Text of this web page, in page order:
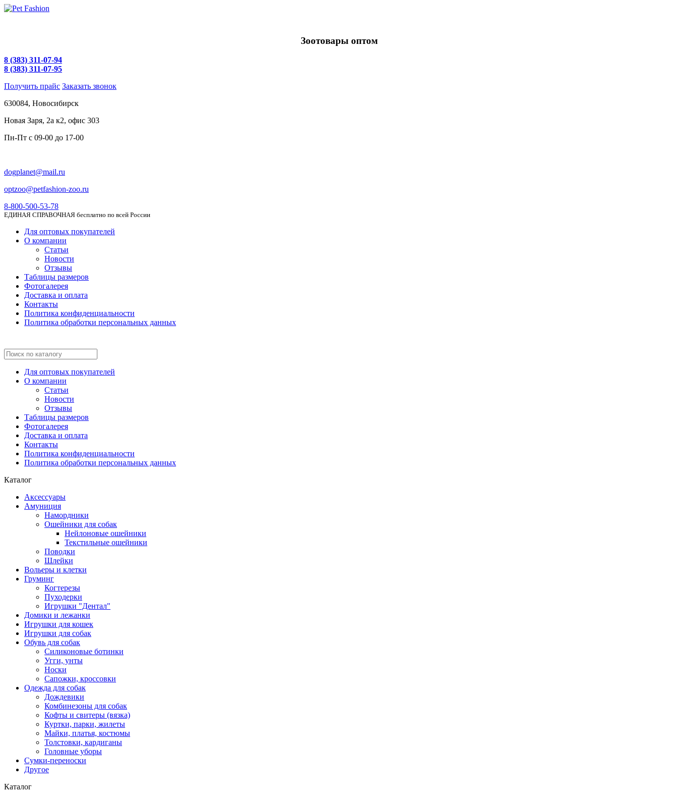
Зоотовары оптом
8 (383) 311-07-94
8 (383) 311-07-95
Получить прайс Заказать звонок
630084, Новосибирск
Новая Заря, 2а к2, офис 303
Пн-Пт c 09-00 до 17-00
dogplanet@mail.ru
optzoo@petfashion-zoo.ru
8-800-500-53-78
ЕДИНАЯ СПРАВОЧНАЯ бесплатно по всей России
Для оптовых покупателей
О компании
Статьи
Новости
Отзывы
Таблицы размеров
Фотогалерея
Доставка и оплата
Контакты
Политика конфиденциальности
Политика обработки персональных данных
Для оптовых покупателей
О компании
Статьи
Новости
Отзывы
Таблицы размеров
Фотогалерея
Доставка и оплата
Контакты
Политика конфиденциальности
Политика обработки персональных данных
Каталог
Аксессуары
Амуниция
Намордники
Ошейники для собак
Нейлоновые ошейники
Текстильные ошейники
Поводки
Шлейки
Вольеры и клетки
Груминг
Когтерезы
Пуходерки
Игрушки "Дентал"
Домики и лежанки
Игрушки для кошек
Игрушки для собак
Обувь для собак
Силиконовые ботинки
Угги, унты
Носки
Сапожки, кроссовки
Одежда для собак
Дождевики
Комбинезоны для собак
Кофты и свитеры (вязка)
Куртки, парки, жилеты
Майки, платья, костюмы
Толстовки, кардиганы
Головные уборы
Сумки-переноски
Другое
Каталог